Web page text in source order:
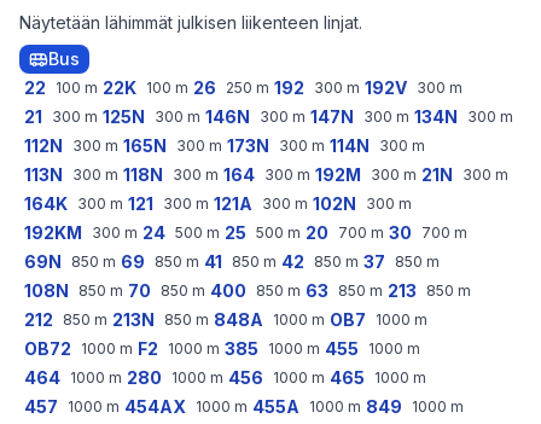
Näytetään lähimmät julkisen liikenteen linjat.
Bus
22
100 m 22K 100 m 26 250 m 192 300 m 192V 300 m
21 300 m 125N 300 m 146N 300 m 147N 300 m 134N 300 m
112N 300 m 165N 300 m 173N 300 m 114N 300 m
113N 300 m 118N 300 m 164 300 m 192M 300 m 21N 300 m
164K 300 m 121 300 m 121A 300 m 102N 300 m
192KM 300 m 24 500 m 25 500 m 20 700 m 30 700 m
69N 850 m 69 850 m 41 850 m 42 850 m 37 850 m
108N 850 m 70 850 m 400 850 m 63 850 m 213 850 m
212 850 m 213N 850 m 848A 1000 m OB7 1000 m
OB72 1000 m F2 1000 m 385 1000 m 455 1000 m
464 1000 m 280 1000 m 456 1000 m 465 1000 m
457 1000 m 454AX 1000 m 455A 1000 m 849 1000 m